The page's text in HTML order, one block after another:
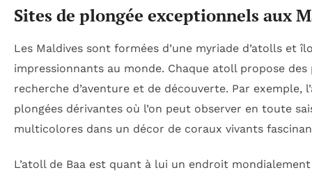
Sites de plongée exceptionnels aux
Les Maldives sont formées d’une myriade d’atolls et
impressionnants au monde. Chaque atoll propose
recherche d’aventure et de découverte. Par exemple,
plongées dérivantes où l’on peut observer en toute
multicolores dans un décor de coraux vivants
L’atoll de Baa est quant à lui un endroit